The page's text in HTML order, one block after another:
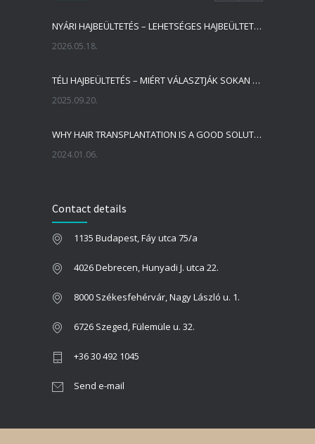
NYÁRI HAJBEÜLTETÉS – LEHETSÉGES HAJBEÜLTETÉST VÉGEZNI NYÁRON?
2026.05.18.
TÉLI HAJBEÜLTETÉS – MIÉRT VÁLASZTJÁK SOKAN A HIDEGEBB IDŐSZAKOT A HAJBEÜLTETÉSRE?
2025.09.20.
WHY HAIR TRANSPLANTATION IS A GOOD SOLUTION?
2024.01.06.
2023.09.22.
2022.11.01.
Contact details
1135 Budapest, Fáy utca 75/a
4026 Debrecen, Hunyadi J. utca 22.
8000 Székesfehérvár, Nagy László u. 1.
6726 Szeged, Fülemüle u. 32.
+36 30 492 1045
Send e-mail